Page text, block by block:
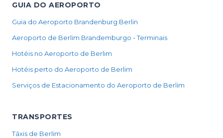
GUIA DO AEROPORTO
Guia do Aeroporto Brandenburg Berlin
Aeroporto de Berlim Brandemburgo - Terminais
Hotéis no Aeroporto de Berlim
Hotéis perto do Aeroporto de Berlim
Serviços de Estacionamento do Aeroporto de Berlim
TRANSPORTES
Táxis de Berlim